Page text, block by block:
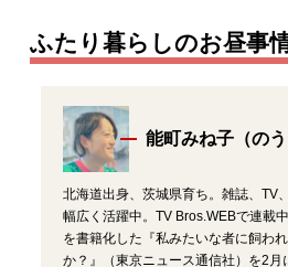
ふたり暮らしのお昼事
能町みね子（のう
北海道出身、茨城県育ち。雑誌、TV
幅広く活躍中。TV Bros.WEBで連載
を書籍化した『私みたいな者に飼わ
か？』（東京ニュース通信社）を2月